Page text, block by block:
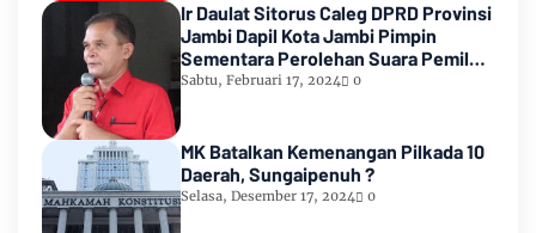
Ir Daulat Sitorus Caleg DPRD Provinsi
Jambi Dapil Kota Jambi Pimpin
Sementara Perolehan Suara Pemilu
2024
Sabtu, Februari 17, 2024 0
MK Batalkan Kemenangan Pilkada 10
Daerah, Sungaipenuh ?
Selasa, Desember 17, 2024 0